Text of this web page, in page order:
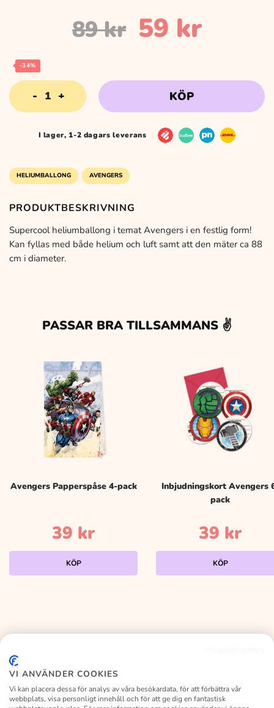
89kr Det
priset
var:
59 krDet
priset
är:
-34%
Heliumballong
Avengers
megastor
mängd
KÖP
I lager, 1-2 dagars leverans
HELIUMBALLONG AVENGERS
PRODUKTBESKRIVNING
Supercool heliumballong i temat Avengers i en festlig form!
Kan fyllas med både helium och luft samt att den mäter ca 88
cm i diameter.
PASSAR BRA TILLSAMMANS ✌️
Avengers Papperspåse 4-pack
39 kr
KÖP
Inbjudningskort Avengers
pack
39 kr
KÖP
VI ANVÄNDER COOKIES
Vi kan placera dessa för analys av våra besökardata, för att förbättra vår
webbplats, visa personligt innehåll och för att ge dig en fantastisk